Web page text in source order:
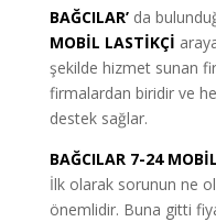
BAĞCILAR’ da
MOBİL LASTİKÇİ
şekilde hizmet sunan
firmalardan biridir ve
destek sağlar.
BAĞCILAR 7-24
İlk olarak sorunun ne
önemlidir. Buna gitti